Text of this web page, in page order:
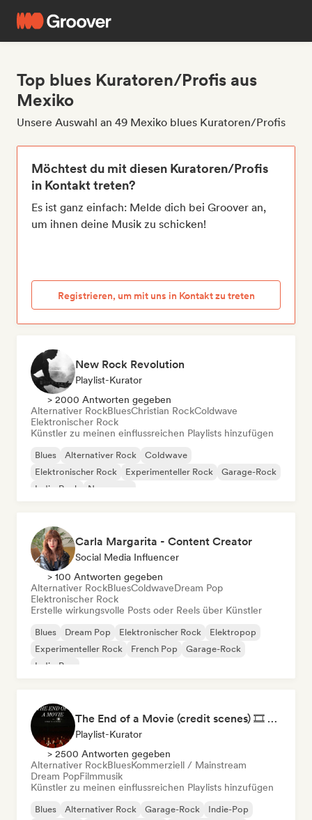
Top blues Kuratoren/Profis aus
Mexiko
Unsere Auswahl an 49 Mexiko blues Kuratoren/Profis
Möchtest du mit diesen Kuratoren/Profis
in Kontakt treten?
Es ist ganz einfach: Melde dich bei Groover an,
um ihnen deine Musik zu schicken!
Registrieren, um mit uns in Kontakt zu treten
New Rock Revolution
Playlist-Kurator
> 2000 Antworten gegeben
Alternativer RockBluesChristian RockColdwave
Elektronischer Rock
Künstler zu meinen einflussreichen Playlists hinzufügen
Blues Alternativer Rock
Coldwave
Elektronischer Rock
Experimenteller Rock
Garage-Rock
Indie-Rock
New wave
Carla Margarita - Content Creator
Social Media Influencer
> 100 Antworten gegeben
Alternativer RockBluesColdwaveDream Pop
Elektronischer Rock
Erstelle wirkungsvolle Posts oder Reels über Künstler
Blues Dream Pop Elektronischer Rock
Elektropop
Experimenteller Rock
French Pop
Garage-Rock
Indie-Pop
The End of a Movie (credit scenes) 🎞️ Cinematic Dream Pop & Bedroom Indie
Playlist-Kurator
> 2500 Antworten gegeben
Alternativer RockBluesKommerziell / Mainstream
Dream PopFilmmusik
Künstler zu meinen einflussreichen Playlists hinzufügen
Blues Alternativer Rock Garage-Rock
Indie-Pop